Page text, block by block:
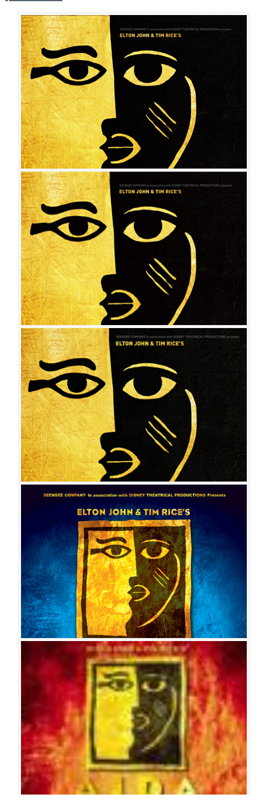
아이다
공연일시
2022-05-10 ~ 2022-08-07
공연장
블루스퀘어 신한카드홀
출연진
윤공주전나영김수하 김우형최재림 아이비
박시원
박성환유승엽김선동오세준 곽대성
일박래찬 박종배김현지하유진 심형준 김아름박승일
김아람
전성혜정민희전예나김예인이종원
2019-11-13 ~ 2020-02-23
공연장
블루스퀘어 인터파크홀
출연진
윤공주전나영김우형최재림정선아아이비 박시원
박성환
김선동 오세준 유승엽강인영강동주 계채영곽대성서재민 이승일
찬박종배 김현지 하유진지새롬심형준 김아름박승일정민희전유리
김예인이종원 전성혜박선영
2016-11-06 ~ 2017-03-11
공연장
샤롯데씨어터
윤공주 장은아 민우혁아이비이정화성기윤 박성환
김덕환
김선동강은일 백두산 이상준최광희 강동주서만석 김시영
유철
박종배 곽대성 김루나 방미홍김지민 지새롬이수현김수현
최원섭정민희김현지